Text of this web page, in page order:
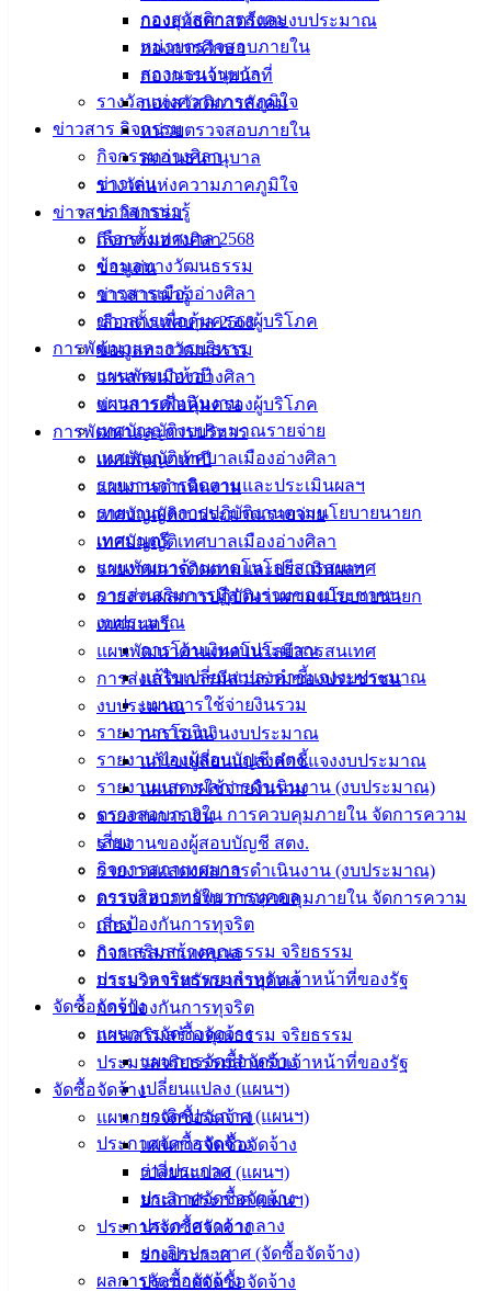
กองสวัสดิการสังคม
หน่วยตรวจสอบภายใน
สถานธนานุบาล
รางวัลแห่งความภาคภูมิใจ
ข่าวสาร กิจกรรม
กิจกรรมอ่างศิลา
ข่าวเด่น
ข่าวสารน่ารู้
เลือกตั้งเทศบาล 2568
ข้อมูลทางวัฒนธรรม
วารสารเมืองอ่างศิลา
ข่าวสารเพื่อคุ้มครองผู้บริโภค
การพัฒนาและการบริหาร
แผนพัฒนาห้าปี
แผนการดำเนินงาน
เทศบัญญัติงบประมาณรายจ่าย
เทศบัญญัติเทศบาลเมืองอ่างศิลา
รายงานการติดตามและประเมินผลฯ
รายงานผลการปฏิบัติงานตามนโยบายนายก
เทศมนตรี
แผนพัฒนาด้านเทคโนโลยีสารสนเทศ
การส่งเสริมการมีส่วนร่วมของประชาชน
งบประมาณ
การโอนเงินงบประมาณ
แก้ไขเปลี่ยนแปลงคำชี้แจงงบประมาณ
แผนการใช้จ่ายงินรวม
รายงานการเงิน
รายงานของผู้สอบบัญชี สตง.
รายงานแสดงผลการดำเนินงาน (งบประมาณ)
ตรวจสอบภายใน การควบคุมภายใน จัดการความ
เสี่ยง
กิจการสภาเทศบาล
การบริหารทรัพยากรบุคคล
การป้องกันการทุจริต
การเสริมสร้างคุณธรรม จริยธรรม
ประมวลจริยธรรมสำหรับเจ้าหน้าที่ของรัฐ
จัดซื้อจัดจ้าง
แผนการจัดซื้อจัดจ้าง
แผนการจัดซื้อจัดจ้าง
เปลี่ยนแปลง (แผนฯ)
ยกเลิกประกาศ (แผนฯ)
ประกาศจัดซื้อจัดจ้าง
ร่างประกาศ
ประกาศจัดซื้อจัดจ้าง
ประกาศราคากลาง
ยกเลิกประกาศ (จัดซื้อจัดจ้าง)
ผลการจัดซื้อจัดจ้าง
กองยุทธศาสตร์และงบประมาณ
กองการศึกษา
กองการเจ้าหน้าที่
กองสวัสดิการสังคม
หน่วยตรวจสอบภายใน
สถานธนานุบาล
รางวัลแห่งความภาคภูมิใจ
ข่าวสาร กิจกรรม
กิจกรรมอ่างศิลา
ข่าวเด่น
ข่าวสารน่ารู้
เลือกตั้งเทศบาล 2568
ข้อมูลทางวัฒนธรรม
วารสารเมืองอ่างศิลา
ข่าวสารเพื่อคุ้มครองผู้บริโภค
การพัฒนาและการบริหาร
แผนพัฒนาห้าปี
แผนการดำเนินงาน
เทศบัญญัติงบประมาณรายจ่าย
เทศบัญญัติเทศบาลเมืองอ่างศิลา
รายงานการติดตามและประเมินผลฯ
รายงานผลการปฏิบัติงานตามนโยบายนายก
เทศมนตรี
แผนพัฒนาด้านเทคโนโลยีสารสนเทศ
การส่งเสริมการมีส่วนร่วมของประชาชน
งบประมาณ
การโอนเงินงบประมาณ
แก้ไขเปลี่ยนแปลงคำชี้แจงงบประมาณ
แผนการใช้จ่ายงินรวม
รายงานการเงิน
รายงานของผู้สอบบัญชี สตง.
รายงานแสดงผลการดำเนินงาน (งบประมาณ)
ตรวจสอบภายใน การควบคุมภายใน จัดการความ
เสี่ยง
กิจการสภาเทศบาล
การบริหารทรัพยากรบุคคล
การป้องกันการทุจริต
การเสริมสร้างคุณธรรม จริยธรรม
ประมวลจริยธรรมสำหรับเจ้าหน้าที่ของรัฐ
จัดซื้อจัดจ้าง
แผนการจัดซื้อจัดจ้าง
แผนการจัดซื้อจัดจ้าง
เปลี่ยนแปลง (แผนฯ)
ยกเลิกประกาศ (แผนฯ)
ประกาศจัดซื้อจัดจ้าง
ร่างประกาศ
ประกาศจัดซื้อจัดจ้าง
038-
142-100-104
บริการ
ประชาชน
ดาวน์โหลด
แบบ
ฟอร์ม,
เอกสาร
คู่มือ
สำหรับ
ประชาชน/
คู่มือการ
ปฏิบัติ
งาน
ข่าวสาร
น่ารู้
ศุนย์
ข้อมูล
ข่าวสาร
อิเล็กทรอนิกส์
องค์
ความรู้
(Knowledge
Management)
เทศบาล
สายตรง
ประวัติ
เทศบาล
ผู้บริหาร
และ
หัวหน้า
สงวนลิขสิทธิ์ © 2563 เทศบาลเมืองอ่างศิลา จังหวัดชลบุรี |
angsilacity.go.th | Powered byBuuscript